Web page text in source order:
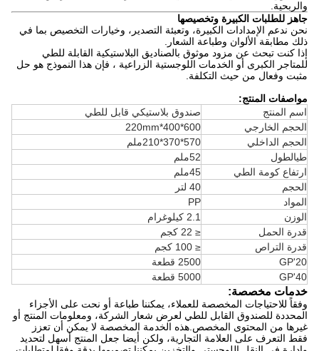
والربحية.
جاهز للطلبات الكبيرة وتخصيصها
نحن ندعم الإمدادات الكبيرة، وتعبئة التصدير، وخيارات التخصيص بما في
ذلك مطابقة الألوان وطباعة الشعار.
إذا كنت تبحث عن مزود موثوق بالصناديق البلاستيكية القابلة للطي
للمتاجر الكبرى أو الخدمات اللوجستية الزراعية ، فإن هذا النموذج هو حل
مثبت وفعال من حيث التكلفة.
مواصفات المنتج:
اسم المنتج
صندوق بلاستيكي قابل للطي
الحجم الخارجي
600*400*220mm
الحجم الداخلي
570*370*210ملم
طيالطول
52ملم
ارتفاع كومة الطي
45ملم
الحجم
40 لتر
المواد
PP
الوزن
2.1 كيلوغرام
قدرة الحمل
≤ 22 كجم
قدرة التراص
≤ 100 كجم
20'GP
2500 قطعة
40'GP
5000 قطعة
خدمات مخصصة:
وفقاً للاحتياجات المخصصة للعملاء، يمكننا طباعة أو نحت على الأجزاء
المحددة للصندوق القابل للطي لعرض شعار الشركة، ومعلومات المنتج أو
غيرها من المحتوى المخصص.هذه الخدمة المخصصة لا يمكن أن تعزز
فقط التعرف على العلامة التجارية، ولكن أيضا جعل المنتج أسهل لتحديد